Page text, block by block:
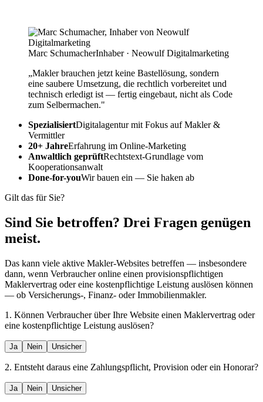
Marc SchumacherInhaber · Neowulf Digitalmarketing
„Makler brauchen jetzt keine Bastellösung, sondern
eine saubere Umsetzung, die rechtlich vorbereitet und
technisch erledigt ist — fertig eingebaut, nicht als Code
zum Selbermachen."
SpezialisiertDigitalagentur mit Fokus auf Makler &
Vermittler
20+ JahreErfahrung im Online-Marketing
Anwaltlich geprüftRechtstext-Grundlage vom
Kooperationsanwalt
Done-for-youWir bauen ein — Sie haken ab
Gilt das für Sie?
Sind Sie betroffen? Drei Fragen genügen
meist.
Das kann viele aktive Makler-Websites betreffen — insbesondere
dann, wenn Verbraucher online einen provisionspflichtigen
Maklervertrag oder eine kostenpflichtige Leistung auslösen können
— ob Versicherungs-, Finanz- oder Immobilienmakler.
1. Können Verbraucher über Ihre Website einen Maklervertrag oder
eine kostenpflichtige Leistung auslösen?
Ja Nein Unsicher
2. Entsteht daraus eine Zahlungspflicht, Provision oder ein Honorar?
Ja Nein Unsicher